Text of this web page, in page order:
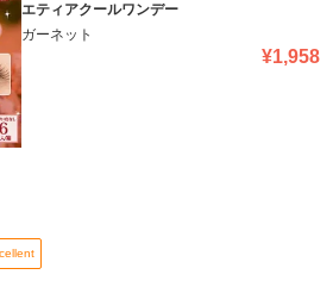
エティアクールワンデー
ガーネット
¥1,958